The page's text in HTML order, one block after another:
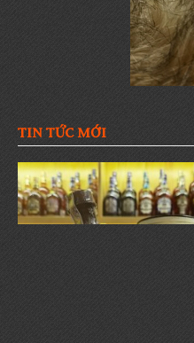
TIN TỨC MỚI